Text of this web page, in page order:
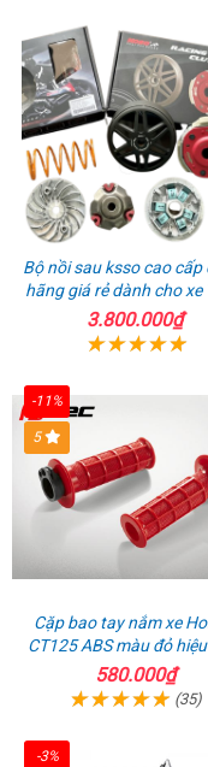
Bộ nồi sau ksso cao cấp
hãng giá rẻ dành cho xe
160
3.800.000₫
-11%
5
Cặp bao tay nắm xe
CT125 ABS màu đỏ
580.000₫
(35)
-3%